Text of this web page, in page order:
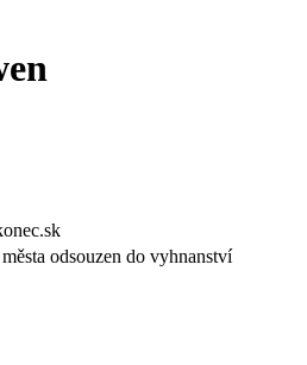
odsouzen do vyhnanství